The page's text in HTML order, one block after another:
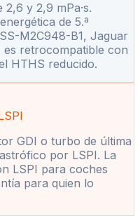
y 2,9 mPa·s.
de 5.ª
M2C948-B1, Jaguar
es retrocompatible con
HTHS reducido.
GDI o turbo de última
por LSPI. La
LSPI para coches
para quien lo